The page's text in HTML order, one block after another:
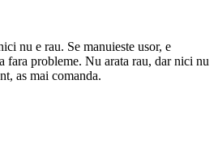
nu e rau. Se manuieste usor, e
fara probleme. Nu arata rau, dar nici nu
as mai comanda.